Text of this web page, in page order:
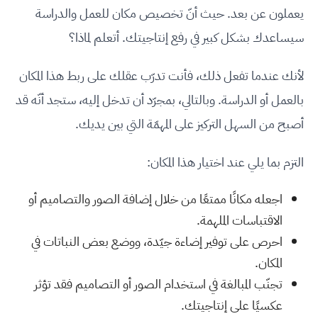
يعملون عن بعد. حيث أنّ تخصيص مكان للعمل والدراسة
سيساعدك بشكل كبير في رفع إنتاجيتك. أتعلم لماذا؟
لأنك عندما تفعل ذلك، فأنت تدرّب عقلك على ربط هذا المكان
بالعمل أو الدراسة. وبالتالي، بمجرّد أن تدخل إليه، ستجد أنّه قد
أصبح من السهل التركيز على المهمّة التي بين يديك.
التزم بما يلي عند اختيار هذا المكان:
اجعله مكانًا ممتعًا من خلال إضافة الصور والتصاميم أو
الاقتباسات الملهمة.
احرص على توفير إضاءة جيّدة، ووضع بعض النباتات في
المكان.
تجنّب المبالغة في استخدام الصور أو التصاميم فقد تؤثر
عكسيًا على إنتاجيتك.